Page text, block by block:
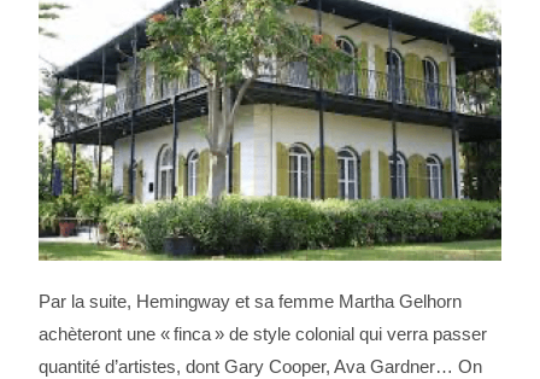
Par la suite, Hemingway et sa femme Martha Gelhorn
achèteront une « finca » de style colonial qui verra passer
quantité d’artistes, dont Gary Cooper, Ava Gardner… On